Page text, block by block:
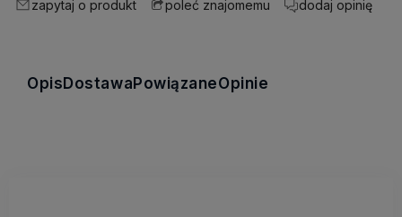
zapytaj o produkt poleć znajomemu dodaj opinię
OpisDostawaPowiązaneOpinie